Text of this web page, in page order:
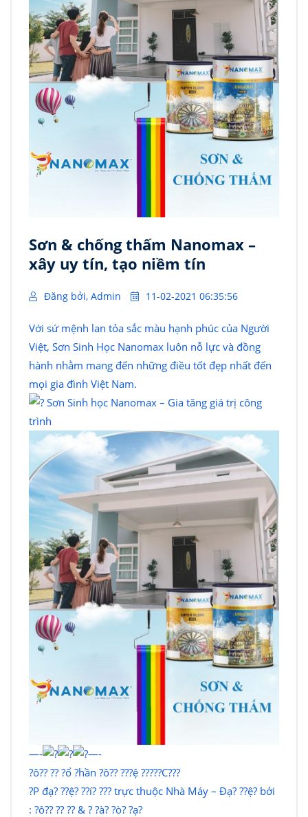
Sơn & chống thấm Nanomax –
xây uy tín, tạo niềm tín
Đăng bởi, Admin 11-02-2021 06:35:56
Với sứ mệnh lan tỏa sắc màu hạnh phúc của Người
Việt, Sơn Sinh Học Nanomax luôn nỗ lực và đồng
hành nhằm mang đến những điều tốt đẹp nhất đến
mọi gia đình Việt Nam.
Sơn Sinh học Nanomax – Gia tăng giá trị công
trình
—-
—-
?ô?? ?? ?ổ ?hần ?ô?? ???ệ ?????C???
?P đạ? ??ệ? ??í? ??? trực thuộc Nhà Máy – Đạ? ??ệ? bởi
: ?ô?? ?? ?? & ? ?à? ?ò? ?ạ?